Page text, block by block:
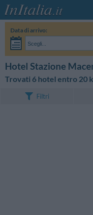
Data di arrivo:
Scegli...
Hotel Stazione
Trovati 6 hotel entro 20
Filtri